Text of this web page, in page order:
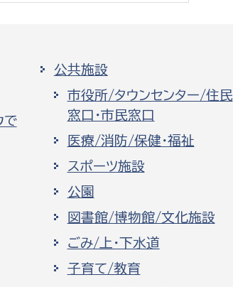
で
公共施設
市役所/タウンセンター/住民
窓口・市民窓口
医療/消防/保健・福祉
スポーツ施設
公園
図書館/博物館/文化施設
ごみ/上・下水道
子育て/教育